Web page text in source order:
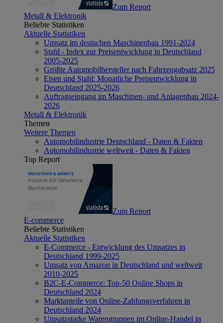
Zum Report
Metall & Elektronik
Beliebte Statistiken
Aktuelle Statistiken
Umsatz im deutschen Maschinenbau 1991-2024
Stahl - Index zur Preisentwicklung in Deutschland
2005-2025
Größte Automobilhersteller nach Fahrzeugabsatz 2025
Eisen und Stahl: Monatliche Preisentwicklung in
Deutschland 2025-2026
Auftragseingang im Maschinen- und Anlagenbau 2024-
2026
Metall & Elektronik
Themen
Weitere Themen
Automobilindustrie Deutschland - Daten & Fakten
Automobilindustrie weltweit - Daten & Fakten
Top Report
Zum Report
E-commerce
Beliebte Statistiken
Aktuelle Statistiken
E-Commerce - Entwicklung des Umsatzes in
Deutschland 1999-2025
Umsatz von Amazon in Deutschland und weltweit
2010-2025
B2C-E-Commerce: Top-50 Online Shops in
Deutschland 2024
Marktanteile von Online-Zahlungsverfahren in
Deutschland 2024
Umsatzstarke Warengruppen im Online-Handel in